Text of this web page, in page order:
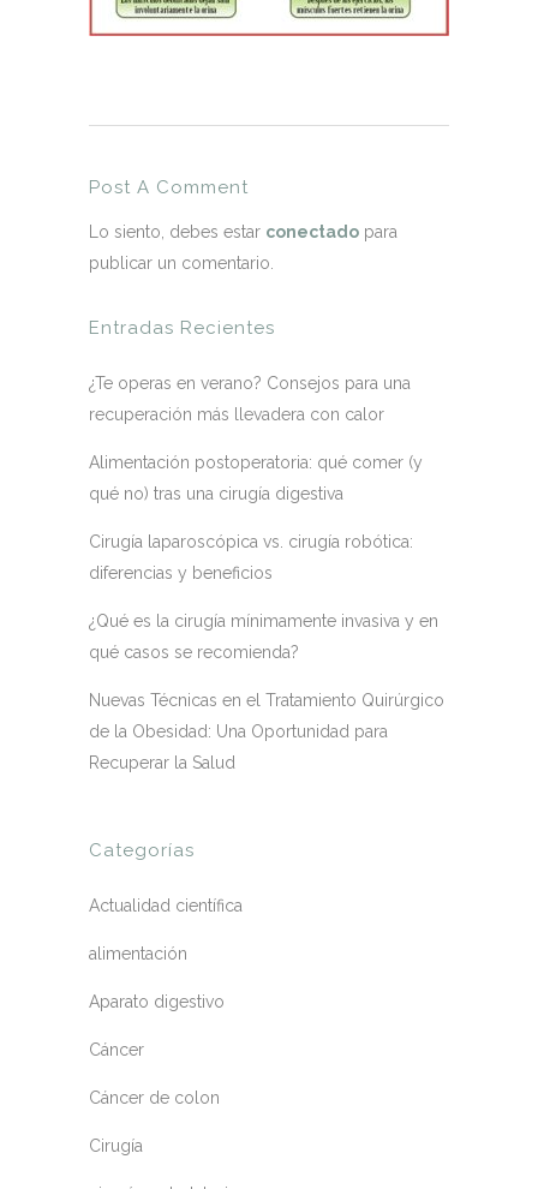
Post A Comment
Lo siento, debes estar conectado para
publicar un comentario.
Entradas Recientes
¿Te operas en verano? Consejos para una
recuperación más llevadera con calor
Alimentación postoperatoria: qué comer (y
qué no) tras una cirugía digestiva
Cirugía laparoscópica vs. cirugía robótica:
diferencias y beneficios
¿Qué es la cirugía mínimamente invasiva y en
qué casos se recomienda?
Nuevas Técnicas en el Tratamiento Quirúrgico
de la Obesidad: Una Oportunidad para
Recuperar la Salud
Categorías
Actualidad científica
alimentación
Aparato digestivo
Cáncer
Cáncer de colon
Cirugía